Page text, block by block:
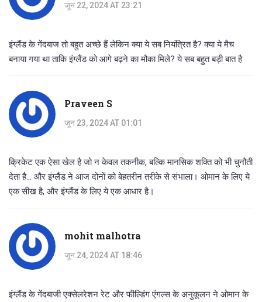
जून 22, 2024 AT 23:21
इंग्लैंड के गेंदबाज तो बहुत अच्छे हैं लेकिन क्या ये सब नियंत्रित है? क्या ये मैच
बनाया गया था ताकि इंग्लैंड को आगे बढ़ने का मौका मिले? ये सब बहुत बड़ी बात है
Praveen S
जून 23, 2024 AT 01:01
क्रिकेट एक ऐसा खेल है जो न केवल तकनीक, बल्कि मानसिक शक्ति को भी चुनौती
देता है... और इंग्लैंड ने आज दोनों को बेहतरीन तरीके से संभाला। ओमान के लिए ये
एक सीख है, और इंग्लैंड के लिए ये एक आधार है।
mohit malhotra
जून 24, 2024 AT 18:46
इंग्लैंड के गेंदबाजी एक्सेलरेशन रेट और फील्डिंग एंगल्स के अनुकूलन ने ओमान के